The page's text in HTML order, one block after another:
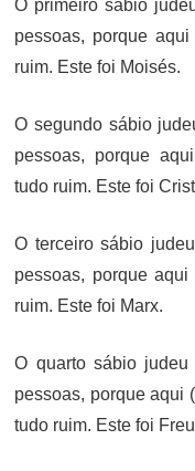
O primeiro sábio
pessoas, porque
ruim. Este foi Moisés.
O segundo sábio
pessoas, porque
tudo ruim. Este foi
O terceiro sábio
pessoas, porque
ruim. Este foi Marx.
O quarto sábio
pessoas, porque aqui
tudo ruim. Este foi